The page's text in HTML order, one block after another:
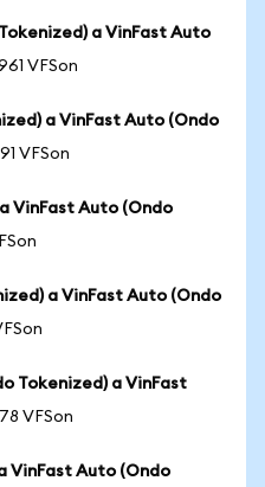
a VinFast Auto
VFSon
a VinFast Auto (Ondo
VFSon
VinFast Auto (Ondo
a VinFast Auto (Ondo
Tokenized) a VinFast
VFSon
VinFast Auto (Ondo